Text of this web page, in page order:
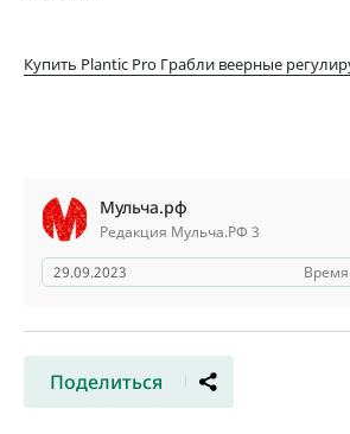
Купить Plantic Pro Грабли веерные
Мульча.рф
Редакция Мульча.РФ 3
29.09.2023
Поделиться